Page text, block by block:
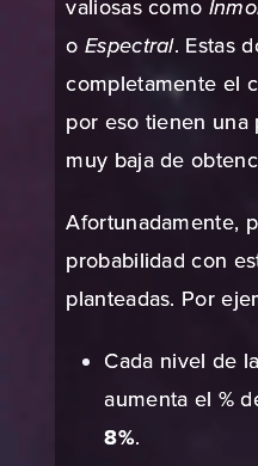
valiosas como
o Espectral. Estas
completamente el
por eso tienen una
muy baja de
Afortunadamente,
probabilidad con
planteadas. Por
Cada nivel de
aumenta el %
8%.